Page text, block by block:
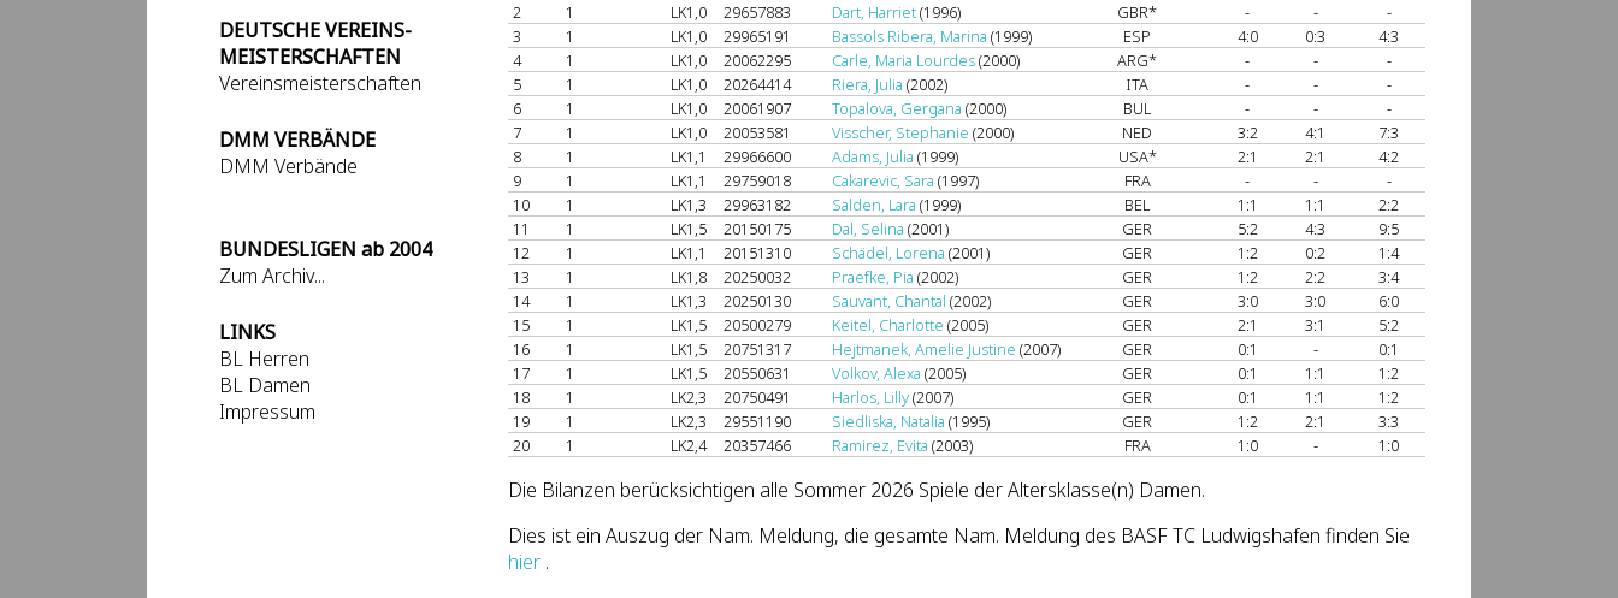
DEUTSCHE VEREINS-
MEISTERSCHAFTEN
Vereinsmeisterschaften
DMM VERBÄNDE
DMM Verbände
BUNDESLIGEN ab 2004
Zum Archiv...
LINKS
BL Herren
BL Damen
Impressum
2
1 LK1,0 29657883 Dart, Harriet(1996) GBR* - -
-
3
1 LK1,0 29965191 Bassols Ribera, Marina (1999) ESP 4:0 0:3
4:3
4
1 LK1,0 20062295 Carle, Maria Lourdes(2000) ARG* - -
-
5
1 LK1,0 20264414 Riera, Julia (2002) ITA - -
-
6
1 LK1,0 20061907 Topalova, Gergana (2000) BUL - -
-
7
1 LK1,0 20053581 Visscher, Stephanie (2000) NED 3:2 4:1
7:3
8
1 LK1,1 29966600 Adams, Julia (1999) USA* 2:1 2:1
4:2
9
1 LK1,1 29759018 Cakarevic, Sara (1997) FRA - -
-
10
1 LK1,3 29963182 Salden, Lara (1999) BEL 1:1 1:1
2:2
11
1 LK1,5 20150175 Dal, Selina (2001) GER 5:2 4:3
9:5
12
1 LK1,1 20151310 Schädel, Lorena (2001) GER 1:2 0:2
1:4
13
1 LK1,8 20250032 Praefke, Pia (2002) GER 1:2 2:2
3:4
14
1 LK1,3 20250130 Sauvant, Chantal (2002) GER 3:0 3:0
6:0
15
1 LK1,5 20500279 Keitel, Charlotte (2005) GER 2:1 3:1
5:2
16
1 LK1,5 20751317 Hejtmanek, Amelie Justine (2007) GER 0:1 -
0:1
17
1 LK1,5 20550631 Volkov, Alexa (2005) GER 0:1 1:1
1:2
18
1 LK2,3 20750491 Harlos, Lilly(2007) GER 0:1 1:1
1:2
19
1 LK2,3 29551190 Siedliska, Natalia (1995) GER 1:2 2:1
3:3
20
1 LK2,4 20357466 Ramirez, Evita (2003) FRA 1:0 - 1:0
Die Bilanzen berücksichtigen alle Sommer 2026 Spiele der Altersklasse(n) Damen.
Dies ist ein Auszug der Nam. Meldung, die gesamte Nam. Meldung des BASF TC Ludwigshafen finden Sie
hier .